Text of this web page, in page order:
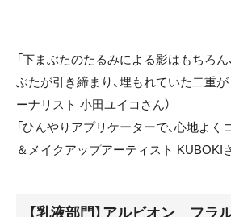
「下まぶたのたるみによる影はもちろ
ぶたが引き締まり、埋もれていた二重が
ーナリスト 小田ユイコさん）
「ひんやりアプリケーターで、心地よく
＆メイクアップアーティスト KUBOKIさ
【乳液部門】アルビオン フラ